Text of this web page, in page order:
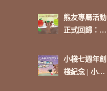
熊友專屬活動
正式回歸：蘋
小棧七週年創
棧紀念 | 小熊